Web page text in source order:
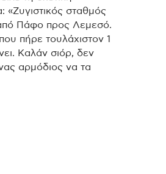
«Ζυγιστικός σταθμός
Πάφο προς Λεμεσό.
πήρε τουλάχιστον 1
Καλάν σιόρ, δεν
αρμόδιος να τα